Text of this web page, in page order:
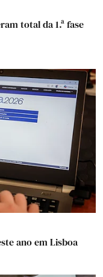
total da 1.ª fase
ano em Lisboa